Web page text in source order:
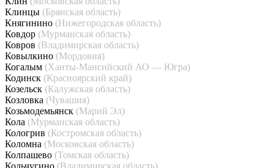
Клинцы (Брянская область)
Княгинино (Нижегородская область)
Ковдор (Мурманская область)
Ковров (Владимирская область)
Ковылкино (Мордовия)
Когалым (Ханты-Мансийский АО — Югра)
Кодинск (Красноярский край)
Козельск (Калужская область)
Козловка (Чувашия)
Козьмодемьянск (Марий Эл)
Кола (Мурманская область)
Кологрив (Костромская область)
Коломна (Московская область)
Колпашево (Томская область)